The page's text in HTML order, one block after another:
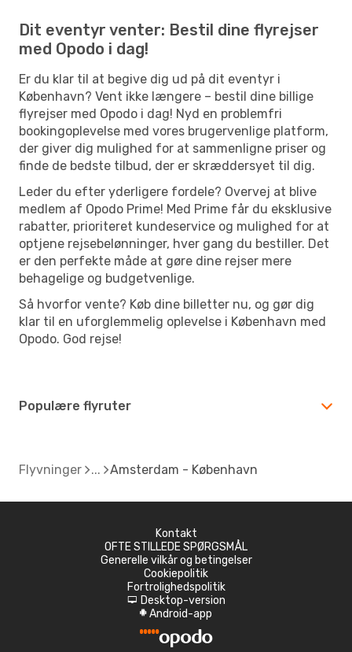
Dit eventyr venter: Bestil dine flyrejser
med Opodo i dag!
Er du klar til at begive dig ud på dit eventyr i
København? Vent ikke længere – bestil dine billige
flyrejser med Opodo i dag! Nyd en problemfri
bookingoplevelse med vores brugervenlige platform,
der giver dig mulighed for at sammenligne priser og
finde de bedste tilbud, der er skræddersyet til dig.
Leder du efter yderligere fordele? Overvej at blive
medlem af Opodo Prime! Med Prime får du eksklusive
rabatter, prioriteret kundeservice og mulighed for at
optjene rejsebelønninger, hver gang du bestiller. Det
er den perfekte måde at gøre dine rejser mere
behagelige og budgetvenlige.
Så hvorfor vente? Køb dine billetter nu, og gør dig
klar til en uforglemmelig oplevelse i København med
Opodo. God rejse!
Populære flyruter
Flyvninger Amsterdam - København
Kontakt
OFTE STILLEDE SPØRGSMÅL
Generelle vilkår og betingelser
Cookiepolitik
Fortrolighedspolitik
d Desktop-version
A Android-app